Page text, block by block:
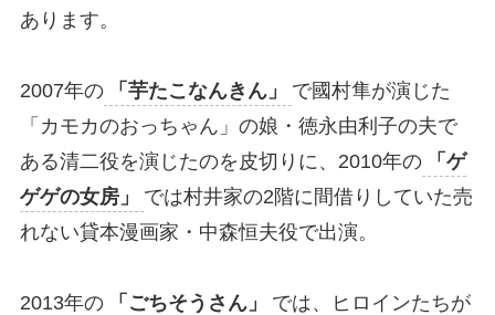
あります。
2007年の 「芋たこなんきん」
で國村隼が演じた
「カモカのおっちゃん」の娘・徳永由利子の夫で
ある清二役を演じたのを皮切りに、2010年の
「ゲ
ゲゲの女房」
では村井家の2階に間借りしていた売
れない貸本漫画家・中森恒夫役で出演。
2013年の 「ごちそうさん」
では、ヒロインたちが